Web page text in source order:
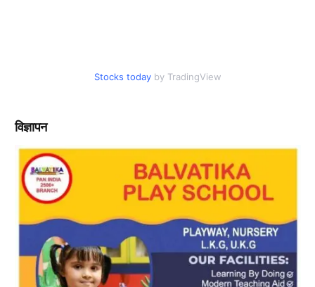
Stocks today by TradingView
विज्ञापन